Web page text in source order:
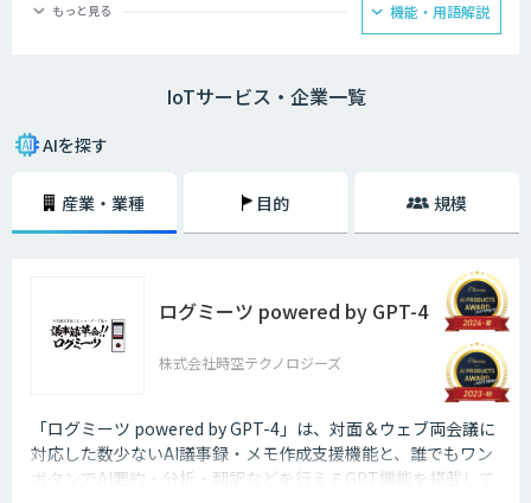
IoTによってできることは主に二つあり、一つ目はモノの遠隔操作です。
インターネットにつながったモノを、リモコンなどを用いて遠隔から動き
二つ目は、モノのモニタリングです。モノにセンサーなどをつけ、その情
ことができます。
め、より便利で快適な生活ができるようになると期待されています。
もっと見る 機能・用語解説
IoTサービス・企業一覧
AIを探す
産業・業種 目的 規模
ログミーツ powered by GPT-4
株式会社時空テクノロジーズ
「ログミーツ powered by GPT-4」は、対面＆ウェブ両会議に
対応した数少ないAI議事録・メモ作成支援機能と、誰でもワン
ボタンでAI要約・分析・翻訳などを行えるGPT機能を搭載して